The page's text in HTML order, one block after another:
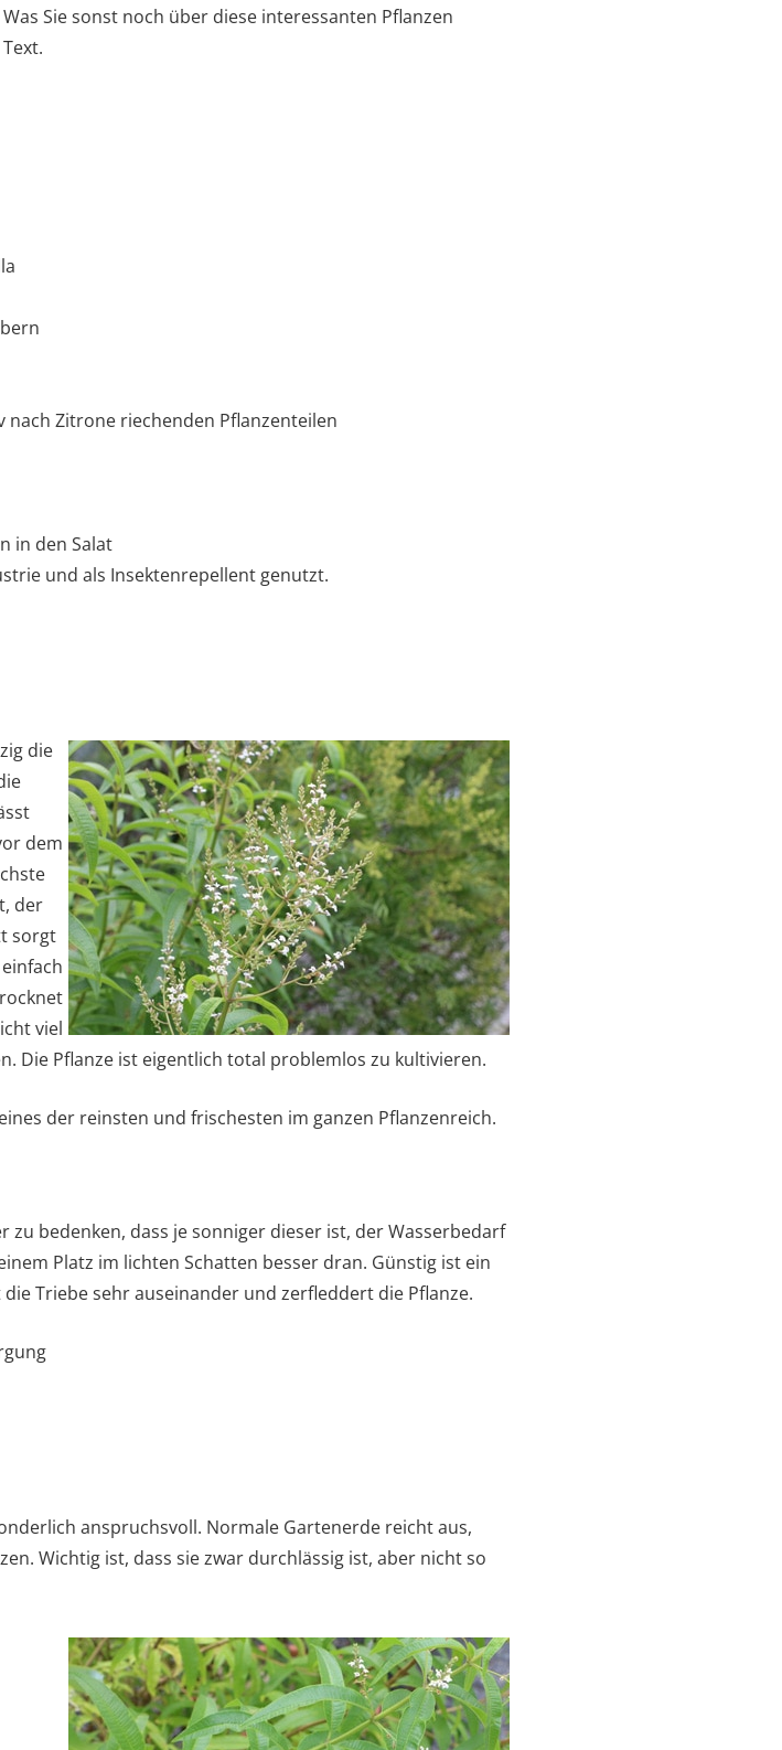
Sie sonst noch über diese interessanten Pflanzen
nach Zitrone riechenden Pflanzenteilen
in den Salat
und als Insektenrepellent genutzt.
die
dem
der
sorgt
viel
Die Pflanze ist eigentlich total problemlos zu kultivieren.
der reinsten und frischesten im ganzen Pflanzenreich.
bedenken, dass je sonniger dieser ist, der Wasserbedarf
Platz im lichten Schatten besser dran. Günstig ist ein
Triebe sehr auseinander und zerfleddert die Pflanze.
anspruchsvoll. Normale Gartenerde reicht aus,
Wichtig ist, dass sie zwar durchlässig ist, aber nicht so